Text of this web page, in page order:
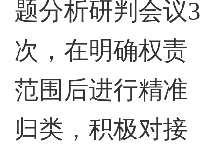
题分析研判会议3
次，在明确权责
范围后进行精准
归类，积极对接